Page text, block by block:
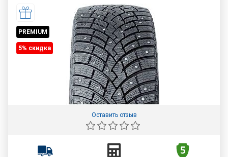
PREMIUM
5% cкидка
Оставить отзыв